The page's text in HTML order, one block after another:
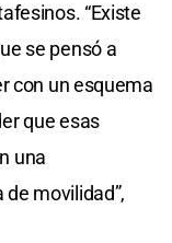
“Existe
se pensó a
con un esquema
que esas
una
movilidad”,